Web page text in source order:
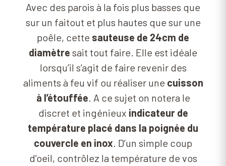
Avec des parois à la fois plus basses que
sur un faitout et plus hautes que sur une
poêle, cette sauteuse de 24cm de
diamètre sait tout faire. Elle est idéale
lorsqu’il s’agit de faire revenir des
aliments à feu vif ou réaliser une cuisson
à l’étouffée . A ce sujet on notera le
discret et ingénieux indicateur de
température placé dans la poignée du
couvercle en inox . D’un simple coup
d’oeil, contrôlez la température de vos